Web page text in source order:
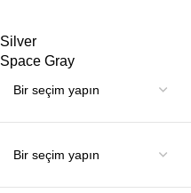
Silver
Space Gray